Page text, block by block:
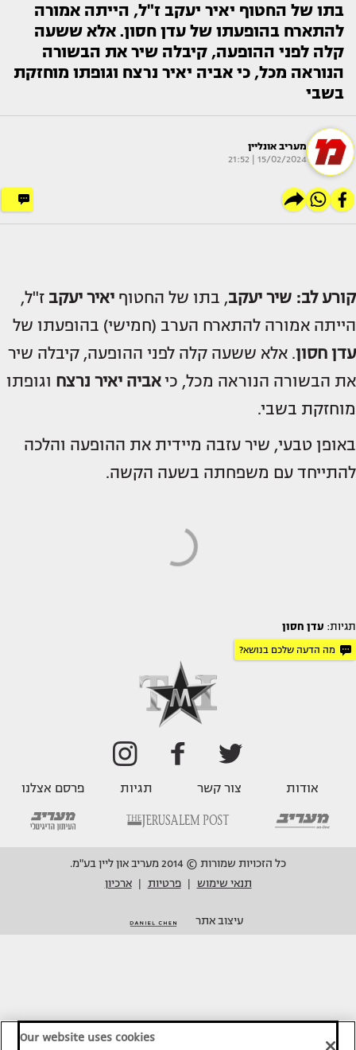
בתו של החטוף יאיר יעקב ז"ל, הייתה אמורה
להתארח בהופעתו של עדן חסון. אלא ששעה
קלה לפני ההופעה, קיבלה שיר את הבשורה
הנוראה מכל, כי אביה יאיר נרצח וגופתו מוחזקת
בשבי
מעריב אונליין
15/02/2024 | 21:52
קורע לב: שיר יעקב, בתו של החטוף יאיר יעקב ז"ל,
הייתה אמורה להתארח הערב (חמישי) בהופעתו של
עדן חסון. אלא ששעה קלה לפני ההופעה, קיבלה שיר
את הבשורה הנוראה מכל, כיאביה יאיר נרצח וגופתו
מוחזקת בשבי.
באופן טבעי, שיר עזבה מיידית את ההופעה והלכה
להתייחד עם משפחתה בשעה הקשה.
תגיות: עדן חסון
מה הדעה שלכם בנושא?
אודות צור קשר תגיות פרסם אצלנו
כל הזכויות שמורות © 2014 מעריב און ליין בע"מ.
תנאי שימוש
פרטיות ארכיון
עיצוב אתר
Our website uses cookies